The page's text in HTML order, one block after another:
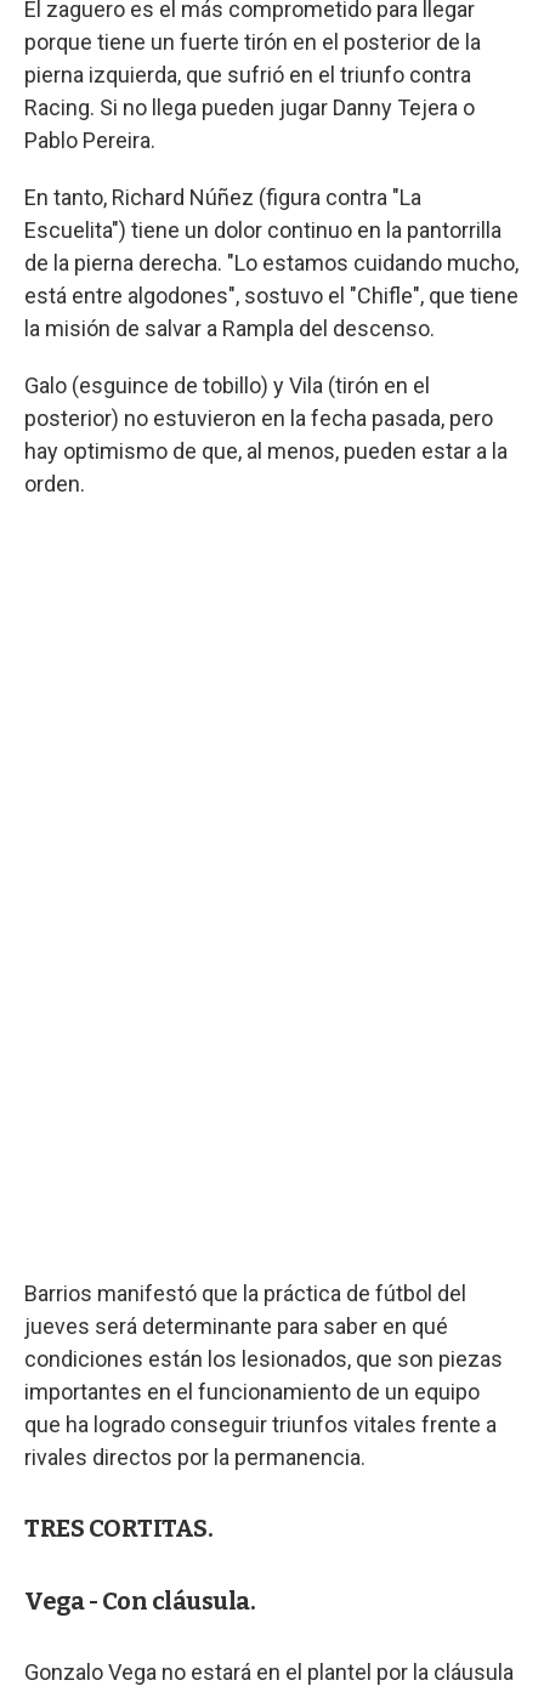
El zaguero es el más comprometido para llegar
porque tiene un fuerte tirón en el posterior de la
pierna izquierda, que sufrió en el triunfo contra
Racing. Si no llega pueden jugar Danny Tejera o
Pablo Pereira.
En tanto, Richard Núñez (figura contra "La
Escuelita") tiene un dolor continuo en la pantorrilla
de la pierna derecha. "Lo estamos cuidando mucho,
está entre algodones", sostuvo el "Chifle", que tiene
la misión de salvar a Rampla del descenso.
Galo (esguince de tobillo) y Vila (tirón en el
posterior) no estuvieron en la fecha pasada, pero
hay optimismo de que, al menos, pueden estar a la
orden.
Barrios manifestó que la práctica de fútbol del
jueves será determinante para saber en qué
condiciones están los lesionados, que son piezas
importantes en el funcionamiento de un equipo
que ha logrado conseguir triunfos vitales frente a
rivales directos por la permanencia.
TRES CORTITAS.
Vega - Con cláusula.
Gonzalo Vega no estará en el plantel por la cláusula